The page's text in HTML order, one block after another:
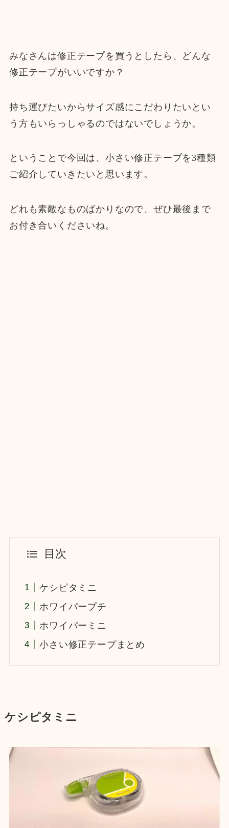
みなさんは修正テープを買うとしたら、どんな
修正テープがいいですか？
持ち運びたいからサイズ感にこだわりたいとい
う方もいらっしゃるのではないでしょうか。
ということで今回は、小さい修正テープを3種類
ご紹介していきたいと思います。
どれも素敵なものばかりなので、ぜひ最後まで
お付き合いくださいね。
目次
ケシピタミニ
ホワイパープチ
ホワイパーミニ
小さい修正テープまとめ
ケシピタミニ